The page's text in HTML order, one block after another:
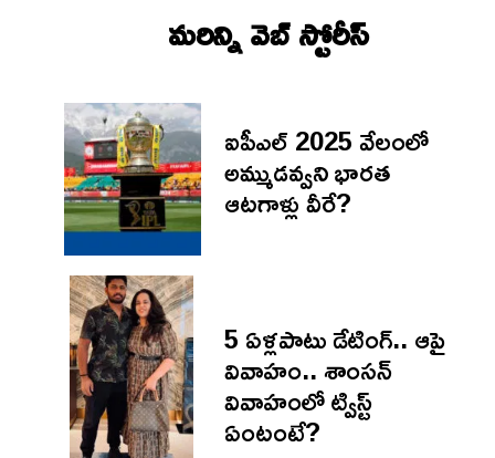
మరిన్ని వెబ్ స్టోరీస్‌
ఐపీఎల్ 2025 వేలంలో
అమ్ముడవ్వని భారత
ఆటగాళ్లు వీరే?
5 ఏళ్లపాటు డేటింగ్.. ఆపై
వివాహం.. శాంసన్
వివాహంలో ట్విస్ట్
ఏంటంటే?